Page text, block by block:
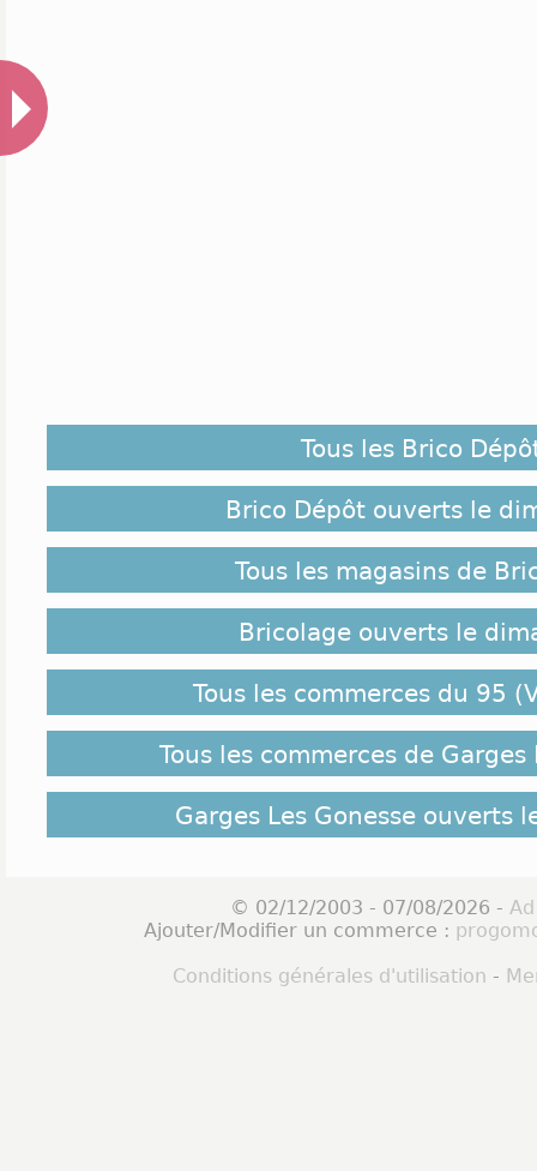
Tous les Brico
Brico Dépôt ouverts le
Tous les magasins de
Bricolage ouverts le
Tous les commerces du 95
Tous les commerces de Garges
Garges Les Gonesse ouverts
© 02/12/2003 - 07/08/2026 -
Ajouter/Modifier un commerce :
Conditions générales d'utilisation -